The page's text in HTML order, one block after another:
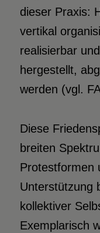
dieser Praxis:
vertikal
realisierbar
hergestellt,
werden (vgl.
Diese
breiten
Protestformen
Unterstützung
kollektiver
Exemplarisch